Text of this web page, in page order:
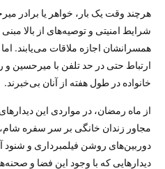
هرچند وقت یک بار، خواهر یا برادر
شرایط امنیتی و توصیه‌های از بالا مبنی
همسرانشان اجازه ملاقات می‌یابند.
ارتباط حتی در حد تلفن با میرحسین
خانواده در طول هفته از آنان بی‌خبرند.
از ماه رمضان، در مواردی این
مجاور زندان خانگی بر سر سفره
دوربین‌های روشن فیلمبرداری و
دیدارهایی که با وجود این فضا و